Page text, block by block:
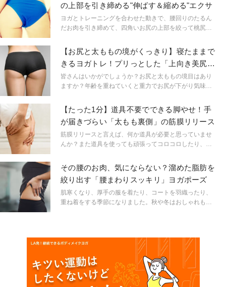
の上部を引き締める"伸ばす＆縮める"エクサ
ヨガとトレーニングを合わせた動きで、腰回りのたるん
だお肉を引き締めて、四角いお尻の上部を絞って桃尻に
【お尻と太ももの境がくっきり】寝たままで
きるヨガトレ！プリっとした「上向き美尻の
作り方」
皆さんはいかがでしょうか？お尻と太ももの境目はあり
ますか？年齢を重ねていくと重力でお尻が下がり気味に
方もいらっしゃるかもしれません。お尻と太ももの境を
くっきり！美尻を作る！寝たままできるヨガトレーニン
グをご紹介します
【たった1分】道具不要でできる脚やせ！手
が届きづらい「太もも裏側」の筋膜リリース
筋膜リリースと言えば、何か道具が必要と思っていませ
んか？また道具を使っても頑張ってコロコロしたり、痛
も多いのではないでしょうか。実は道具なしでもOK！太
ももの裏側という手が届きづらい箇所でも簡単にほぐせ
る方法があります。
その腰のお肉、気にならない？溜めた脂肪を
絞り出す「腰まわりスッキリ」ヨガポーズ
肌寒くなり、厚手の服を着たり、コートを羽織ったり、
重ね着をする季節になりました。秋や冬はおしゃれも楽
になった腰肉、気になっていませんか?今回は腰まわりを
スッキリさせるヨガポーズのご紹介です。厚着の季節で
も手を抜かず、美ボディを目指しましょう!!